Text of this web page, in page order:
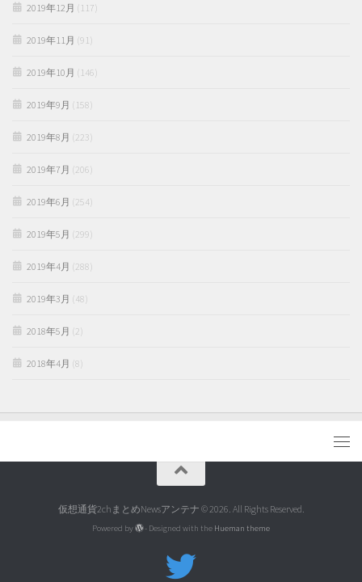
2019年12月 (117)
2019年11月 (91)
2019年10月 (146)
2019年9月 (158)
2019年8月 (223)
2019年7月 (206)
2019年6月 (254)
2019年5月 (299)
2019年4月 (288)
2019年3月 (48)
2018年5月 (2)
2018年4月 (8)
仮想通貨2chまとめNewsアンテナ © 2026. All Rights Reserved.
Powered by - Designed with the Hueman theme